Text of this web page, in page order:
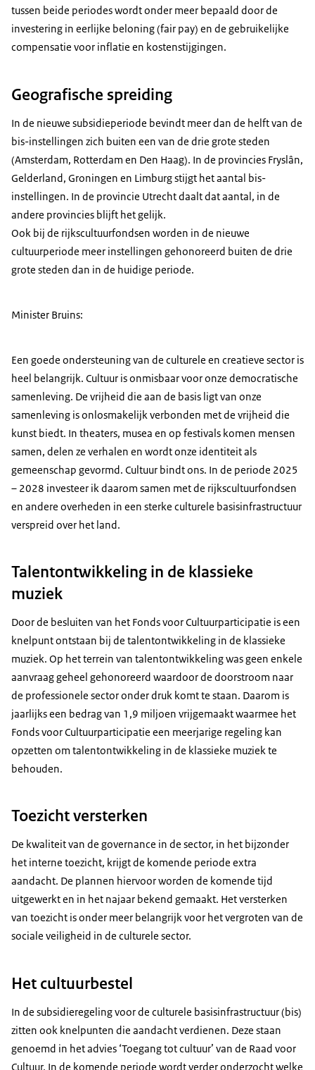
tussen beide periodes wordt onder meer bepaald door de
investering in eerlijke beloning (fair pay) en de gebruikelijke
compensatie voor inflatie en kostenstijgingen.
Geografische spreiding
In de nieuwe subsidieperiode bevindt meer dan de helft van de
bis-instellingen zich buiten een van de drie grote steden
(Amsterdam, Rotterdam en Den Haag). In de provincies Fryslân,
Gelderland, Groningen en Limburg stijgt het aantal bis-
instellingen. In de provincie Utrecht daalt dat aantal, in de
andere provincies blijft het gelijk.
Ook bij de rijkscultuurfondsen worden in de nieuwe
cultuurperiode meer instellingen gehonoreerd buiten de drie
grote steden dan in de huidige periode.
Minister Bruins:
Een goede ondersteuning van de culturele en creatieve sector is
heel belangrijk. Cultuur is onmisbaar voor onze democratische
samenleving. De vrijheid die aan de basis ligt van onze
samenleving is onlosmakelijk verbonden met de vrijheid die
kunst biedt. In theaters, musea en op festivals komen mensen
samen, delen ze verhalen en wordt onze identiteit als
gemeenschap gevormd. Cultuur bindt ons. In de periode 2025
– 2028 investeer ik daarom samen met de rijkscultuurfondsen
en andere overheden in een sterke culturele basisinfrastructuur
verspreid over het land.
Talentontwikkeling in de klassieke
muziek
Door de besluiten van het Fonds voor Cultuurparticipatie is een
knelpunt ontstaan bij de talentontwikkeling in de klassieke
muziek. Op het terrein van talentontwikkeling was geen enkele
aanvraag geheel gehonoreerd waardoor de doorstroom naar
de professionele sector onder druk komt te staan. Daarom is
jaarlijks een bedrag van 1,9 miljoen vrijgemaakt waarmee het
Fonds voor Cultuurparticipatie een meerjarige regeling kan
opzetten om talentontwikkeling in de klassieke muziek te
behouden.
Toezicht versterken
De kwaliteit van de governance in de sector, in het bijzonder
het interne toezicht, krijgt de komende periode extra
aandacht. De plannen hiervoor worden de komende tijd
uitgewerkt en in het najaar bekend gemaakt. Het versterken
van toezicht is onder meer belangrijk voor het vergroten van de
sociale veiligheid in de culturele sector.
Het cultuurbestel
In de subsidieregeling voor de culturele basisinfrastructuur (bis)
zitten ook knelpunten die aandacht verdienen. Deze staan
genoemd in het advies ‘Toegang tot cultuur’ van de Raad voor
Cultuur. In de komende periode wordt verder onderzocht welke